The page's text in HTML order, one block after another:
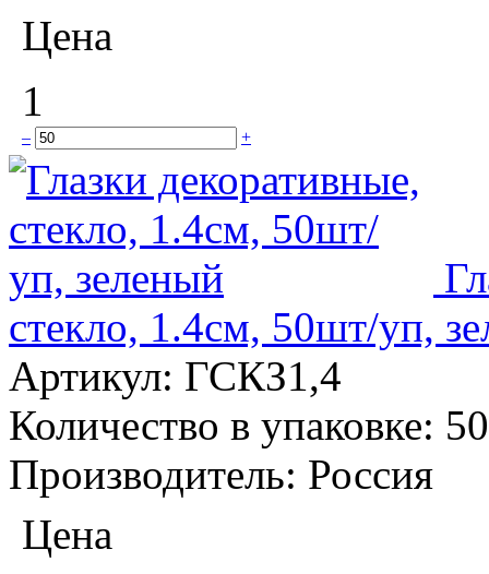
Цена
1
– +
стекло, 1.4см, 50шт/уп,
Артикул: ГСКЗ1,4
Количество в упаковке: 50
Производитель: Россия
Цена